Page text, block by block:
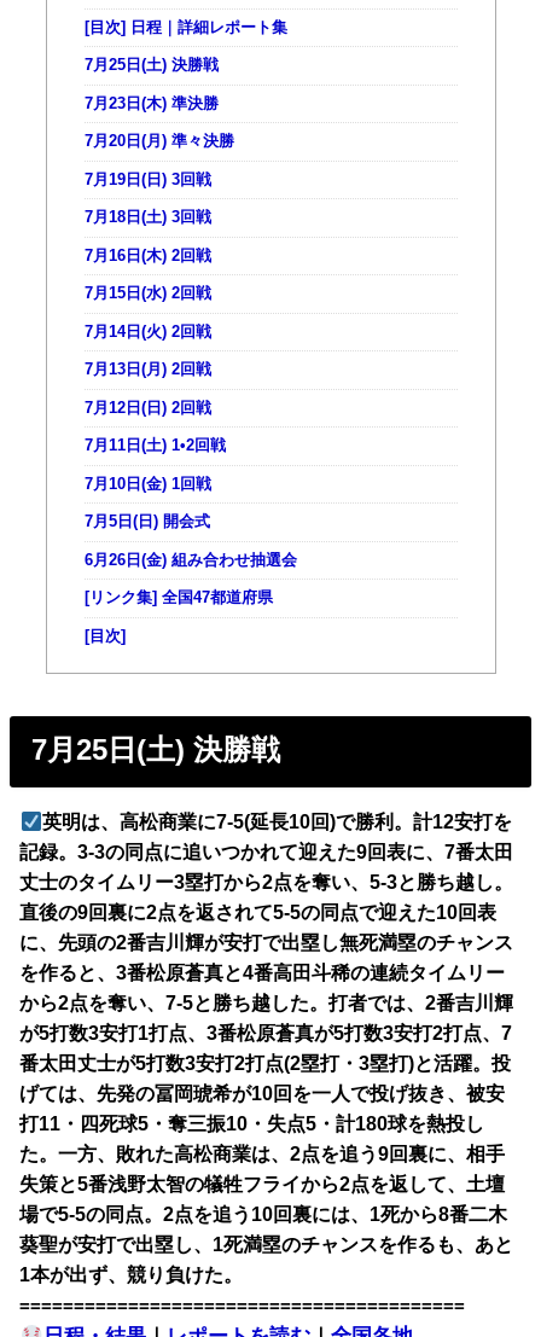
[目次] 日程｜詳細レポート集
7月25日(土) 決勝戦
7月23日(木) 準決勝
7月20日(月) 準々決勝
7月19日(日) 3回戦
7月18日(土) 3回戦
7月16日(木) 2回戦
7月15日(水) 2回戦
7月14日(火) 2回戦
7月13日(月) 2回戦
7月12日(日) 2回戦
7月11日(土) 1•2回戦
7月10日(金) 1回戦
7月5日(日) 開会式
6月26日(金) 組み合わせ抽選会
[リンク集] 全国47都道府県
[目次]
7月25日(土) 決勝戦
英明は、高松商業に7-5(延長10回)で勝利。計12安打を
記録。3-3の同点に追いつかれて迎えた9回表に、7番太田
丈士のタイムリー3塁打から2点を奪い、5-3と勝ち越し。
直後の9回裏に2点を返されて5-5の同点で迎えた10回表
に、先頭の2番吉川輝が安打で出塁し無死満塁のチャンス
を作ると、3番松原蒼真と4番高田斗稀の連続タイムリー
から2点を奪い、7-5と勝ち越した。打者では、2番吉川輝
が5打数3安打1打点、3番松原蒼真が5打数3安打2打点、7
番太田丈士が5打数3安打2打点(2塁打・3塁打)と活躍。投
げては、先発の冨岡琥希が10回を一人で投げ抜き、被安
打11・四死球5・奪三振10・失点5・計180球を熱投し
た。一方、敗れた高松商業は、2点を追う9回裏に、相手
失策と5番浅野太智の犠牲フライから2点を返して、土壇
場で5-5の同点。2点を追う10回裏には、1死から8番二木
葵聖が安打で出塁し、1死満塁のチャンスを作るも、あと
1本が出ず、競り負けた。
=========================================